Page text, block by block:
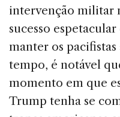
intervenção militar
sucesso
manter os
tempo, é notável
momento em que
Trump tenha se